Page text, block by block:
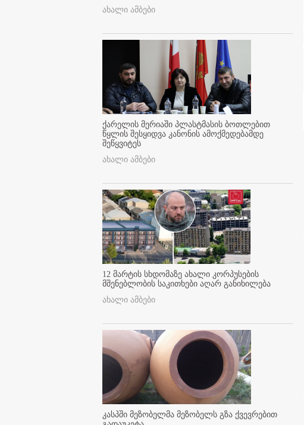
ახალი ამბები
ქარელის მერიაში პლასტმასის ბოთლებით
წყლის შესყიდვა კანონის ამოქმედებამდე
შეწყვიტეს
ახალი ამბები
12 მარტის სხდომაზე ახალი კორპუსების
მშენებლობის საკითხები აღარ განიხილება
ახალი ამბები
კასპში მეზობელმა მეზობელს გზა ქვევრებით